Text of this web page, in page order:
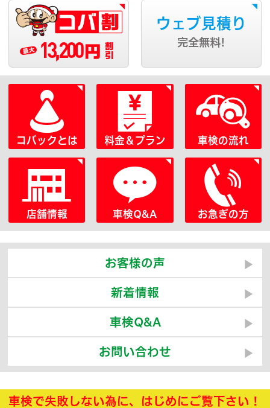
13,200 円
ウェブ見積り
完全無料!
コバックとは 料金＆プラン 車検の流れ
店舗情報 車検Q&A お急ぎの方
お客様の声
新着情報
車検Q&A
お問い合わせ
車検で失敗しない為に、はじめにご覧下さい！